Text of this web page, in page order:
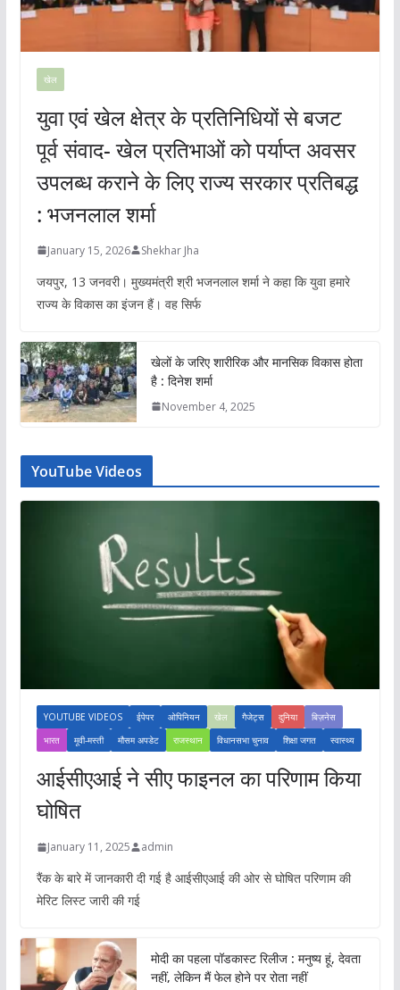
खेल
युवा एवं खेल क्षेत्र के प्रतिनिधियों से बजट
पूर्व संवाद- खेल प्रतिभाओं को पर्याप्त अवसर
उपलब्ध कराने के लिए राज्य सरकार प्रतिबद्ध
: भजनलाल शर्मा
January 15, 2026 Shekhar Jha
जयपुर, 13 जनवरी। मुख्यमंत्री श्री भजनलाल शर्मा ने कहा कि युवा हमारे
राज्य के विकास का इंजन हैं। वह सिर्फ
खेलों के जरिए शारीरिक और मानसिक विकास होता
है : दिनेश शर्मा
November 4, 2025
YouTube Videos
YOUTUBE VIDEOS ईपेपर ओपिनियन खेल गैजेट्स दुनिया
बिज़नेस
भारत
मूवी-मस्ती मौसम अपडेट राजस्थान विधानसभा चुनाव शिक्षा जगत स्वास्थ्य
आईसीएआई ने सीए फाइनल का परिणाम किया
घोषित
January 11, 2025 admin
रैंक के बारे में जानकारी दी गई है आईसीएआई की ओर से घोषित परिणाम की
मेरिट लिस्ट जारी की गई
मोदी का पहला पॉडकास्ट रिलीज : मनुष्य हूं, देवता
नहीं, लेकिन मैं फेल होने पर रोता नहीं